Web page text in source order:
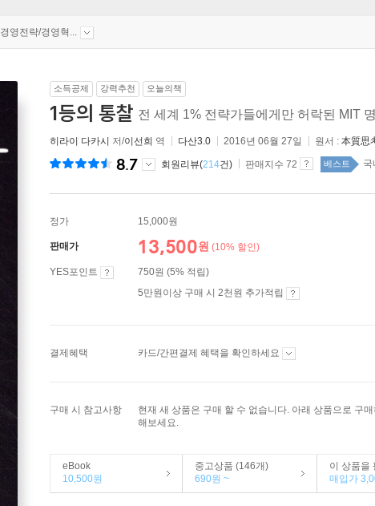
경영전략/경영혁...
소득공제 강력추천 오늘의책
1등의 통찰 전 세계 1% 전략가들에게만 허락된 MIT
히라이 다카시 저/이선희 역 다산3.0 2016년 06월 27일 원서 : 本質思
8.7 회원리뷰(214건) 판매지수 72 베스트 국
정가 15,000원
판매가 13,500원 (10% 할인)
YES포인트
750원 (5% 적립)
5만원이상 구매 시 2천원 추가적립
결제혜택 카드/간편결제 혜택을 확인하세요
구매 시 참고사항
현재 새 상품은 구매 할 수 없습니다. 아래 상품으로 구
해보세요.
eBook
10,500원
중고상품 (146개)
690원 ~
이 상품을
매입가